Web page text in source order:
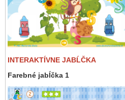
INTERAKTÍVNE JABĹČKA
Farebné jabĺčka 1